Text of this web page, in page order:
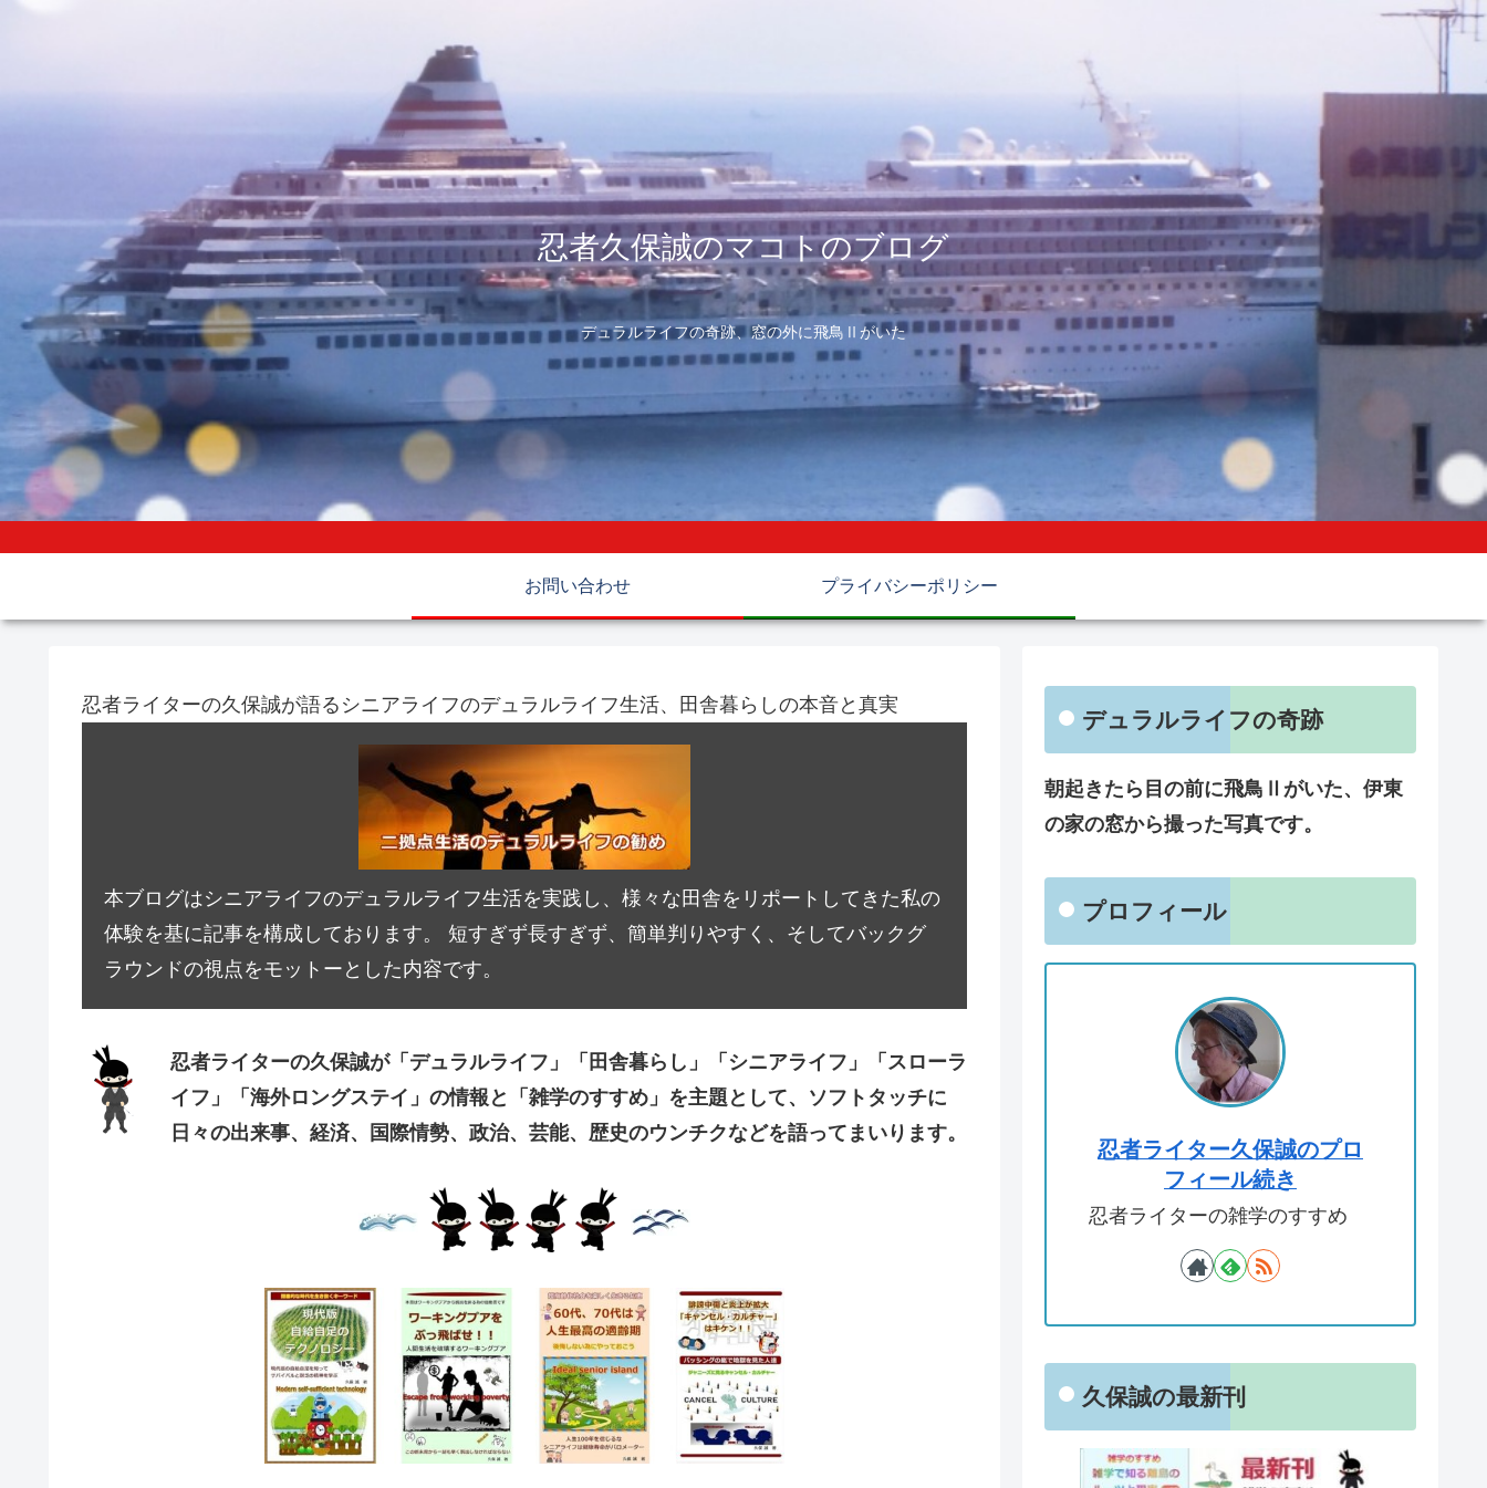
忍者久保誠のマコトのブログ
デュラルライフの奇跡、窓の外に飛鳥Ⅱがいた
お問い合わせ プライバシーポリシー
忍者ライターの久保誠が語るシニアライフのデュラルライフ生活、田舎暮らしの本音と真実
本ブログはシニアライフのデュラルライフ生活を実践し、様々な田舎をリポートしてきた私の
体験を基に記事を構成しております。 短すぎず長すぎず、簡単判りやすく、そしてバックグ
ラウンドの視点をモットーとした内容です。
忍者ライターの久保誠が「デュラルライフ」「田舎暮らし」「シニアライフ」「スローラ
イフ」「海外ロングステイ」の情報と「雑学のすすめ」を主題として、ソフトタッチに
日々の出来事、経済、国際情勢、政治、芸能、歴史のウンチクなどを語ってまいります。
デュラルライフの奇跡
朝起きたら目の前に飛鳥Ⅱがいた、伊東
の家の窓から撮った写真です。
プロフィール
忍者ライター久保誠のプロ
フィール続き
忍者ライターの雑学のすすめ
久保誠の最新刊